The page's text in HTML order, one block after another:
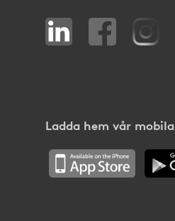
Ladda hem vår